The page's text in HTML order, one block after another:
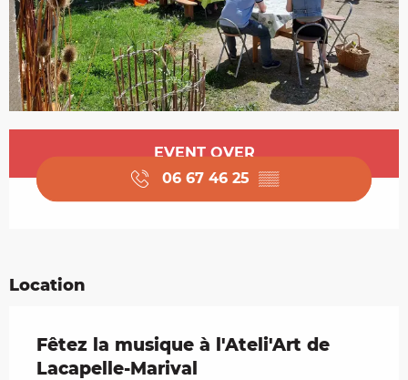
Opening hours & contact details
EVENT OVER
06 67 46 25 ▒▒
Location
Fêtez la musique à l'Ateli'Art de
Lacapelle-Marival